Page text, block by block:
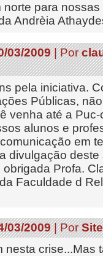
norte para
Andrèia
03/2009| Por
pela iniciativa.
Públicas,
venha até a
alunos e
em
divulgação
Profa.
Faculdade d
03/2009| Por
nesta crise...Mas